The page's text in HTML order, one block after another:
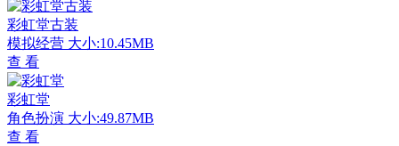
彩虹堂古装
模拟经营 大小:10.45MB
查 看
彩虹堂
角色扮演 大小:49.87MB
查 看